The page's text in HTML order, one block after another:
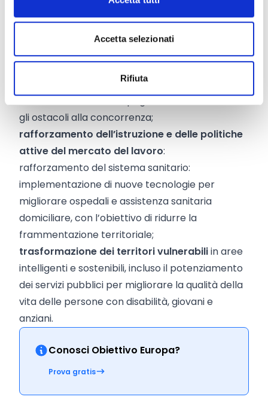
Accetta selezionati
Rifiuta
migliorare sistema giudiziario e la pubblica
amministrazione: ridurre i tempi, migliorare
migliorare il contesto imprenditoriale:
migliorare gli appalti pubblici e i servizi pubblici
locali, ridurre i ritardi di pagamento ed eliminare
gli ostacoli alla concorrenza;
rafforzamento dell’istruzione e delle politiche
attive del mercato del lavoro:
rafforzamento del sistema sanitario:
implementazione di nuove tecnologie per
migliorare ospedali e assistenza sanitaria
domiciliare, con l’obiettivo di ridurre la
frammentazione territoriale;
trasformazione dei territori vulnerabiliin aree
intelligenti e sostenibili, incluso il potenziamento
dei servizi pubblici per migliorare la qualità della
vita delle persone con disabilità, giovani e
anziani.
Conosci Obiettivo Europa?
Prova gratis